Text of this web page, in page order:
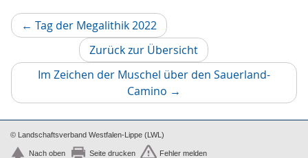
2022
Oktober 1
1
Juni 1
3
April
Oktober
← Tag der Megalithik 2022 Vorheriger
Artikel
Zurück zur Übersicht
Im Zeichen der Muschel über den Sauerland-
Camino Nächster
Artikel
→
© Landschaftsverband Westfalen-Lippe (LWL)
Nach oben Seite drucken Fehler melden